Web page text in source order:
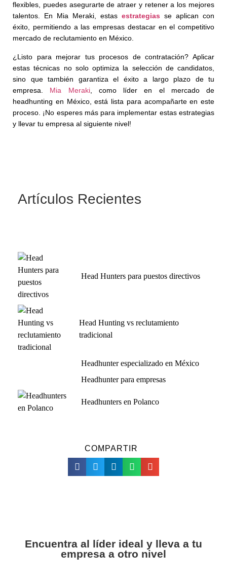
flexibles, puedes asegurarte de atraer y retener a los mejores
talentos. En Mia Meraki, estas estrategias se aplican con
éxito, permitiendo a las empresas destacar en el competitivo
mercado de reclutamiento en México.
¿Listo para mejorar tus procesos de contratación? Aplicar
estas técnicas no solo optimiza la selección de candidatos,
sino que también garantiza el éxito a largo plazo de tu
empresa. Mia Meraki, como líder en el mercado de
headhunting en México, está lista para acompañarte en este
proceso. ¡No esperes más para implementar estas estrategias
y llevar tu empresa al siguiente nivel!
Artículos Recientes
Head Hunters para puestos directivos
Head Hunting vs reclutamiento
tradicional
Headhunter especializado en México
Headhunter para empresas
Headhunters en Polanco
COMPARTIR
Encuentra al líder ideal y lleva a tu
empresa a otro nivel